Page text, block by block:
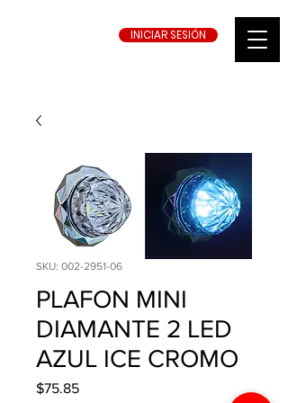
INICIAR SESIÓN
SKU: 002-2951-06
PLAFON MINI
DIAMANTE 2 LED
AZUL ICE CROMO
$75.85Precio